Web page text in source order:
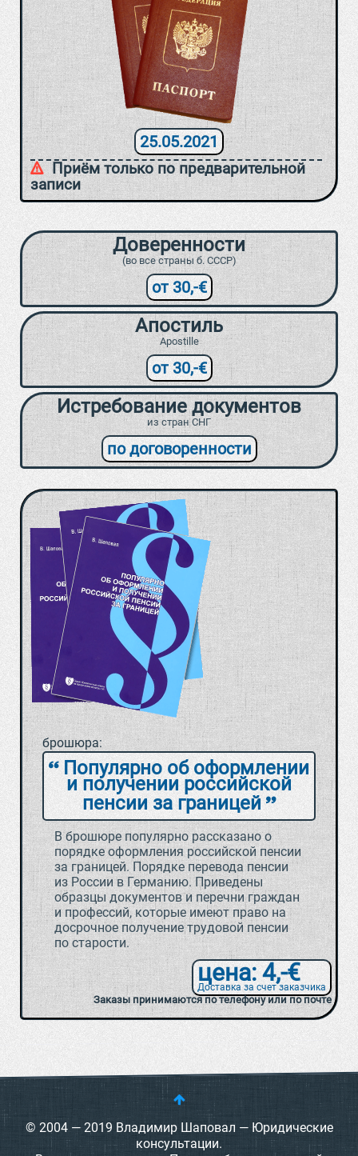
25.05.2021
Приём только по предварительной
записи
Доверенности
(во все страны б. СССР)
от 30,-€
Апостиль
Apostille
от 30,-€
Истребование документов
из стран СНГ
по договоренности
брошюра:
Популярно об оформлении
и получении российской
пенсии за границей
В брошюре популярно рассказано о
порядке оформления российской пенсии
за границей. Порядке перевода пенсии
из России в Германию. Приведены
образцы документов и перечни граждан
и профессий, которые имеют право на
досрочное получение трудовой пенсии
по старости.
цена: 4,-€
Доставка за счет заказчика
Заказы принимаются по телефону или по почте
© 2004 — 2019 Владимир Шаповал — Юридические
консультации.